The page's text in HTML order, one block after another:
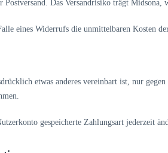
Das Versandrisiko trägt Midsona,
eines Widerrufs die unmittelbaren Kosten der
etwas anderes vereinbart ist, nur
gespeicherte Zahlungsart jederzeit